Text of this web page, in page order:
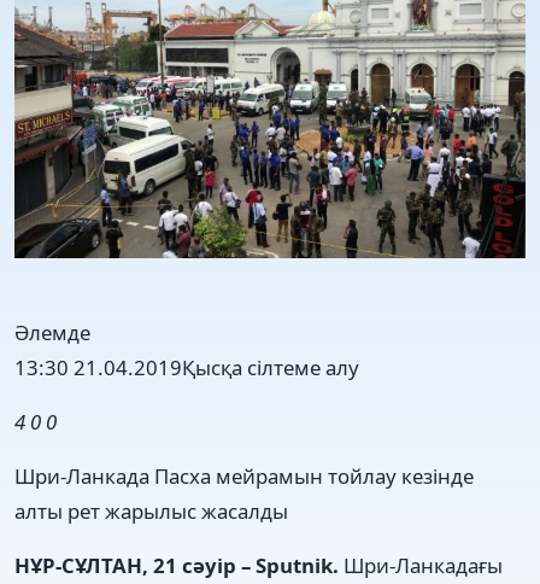
Әлемде
13:30 21.04.2019Қысқа сілтеме алу
4 0 0
Шри-Ланкада Пасха мейрамын тойлау кезінде
алты рет жарылыс жасалды
НҰР-СҰЛТАН, 21 сәуір – Sputnik. Шри-Ланкадағы